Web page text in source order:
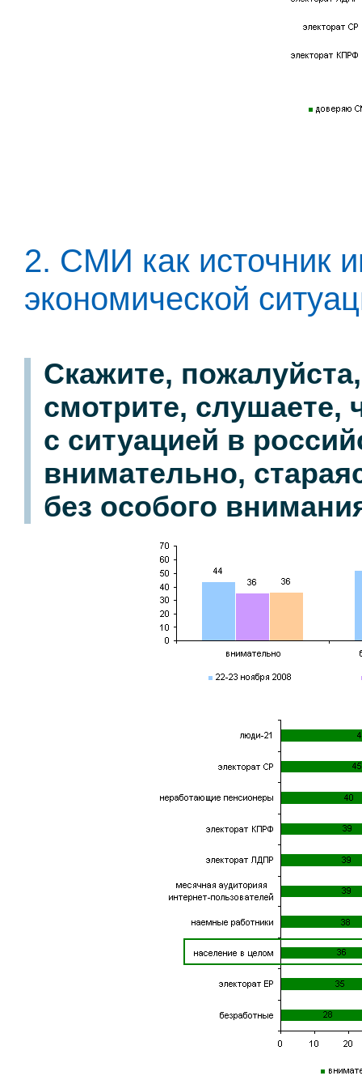
2. СМИ как источник
экономической
Скажите,
смотрите, слушаете,
с ситуацией в
внимательно,
без особого